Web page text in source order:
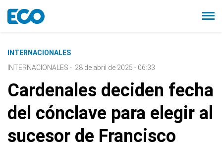
INTERNACIONALES
INTERNACIONALES - 28 de abril de 2025 - 06:33
Cardenales deciden fecha
del cónclave para elegir al
sucesor de Francisco